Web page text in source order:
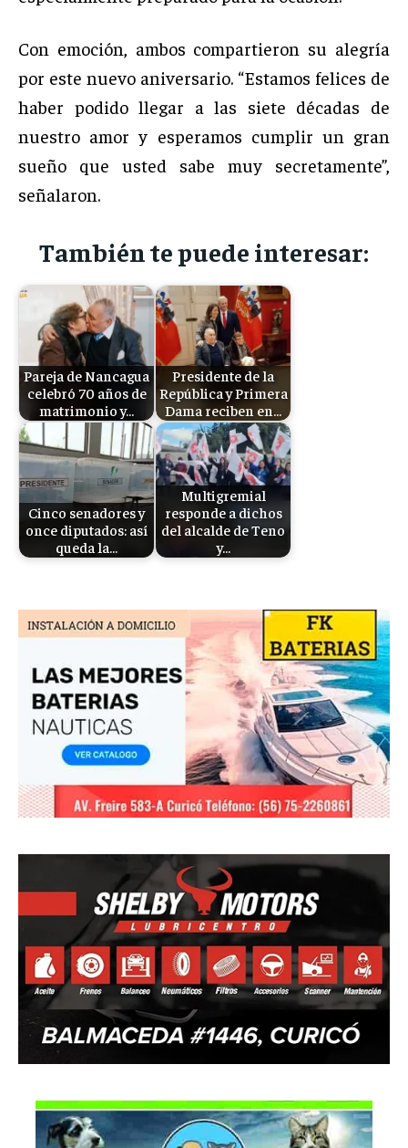
Con emoción, ambos compartieron su alegría
por este nuevo aniversario. “Estamos felices de
haber podido llegar a las siete décadas de
nuestro amor y esperamos cumplir un gran
sueño que usted sabe muy secretamente”,
señalaron.
También te puede interesar:
Pareja de Nancagua
celebró 70 años de
matrimonio y…
Presidente de la
República y Primera
Dama reciben en…
Cinco senadores y
once diputados: así
queda la…
Multigremial
responde a dichos
del alcalde de Teno
y…